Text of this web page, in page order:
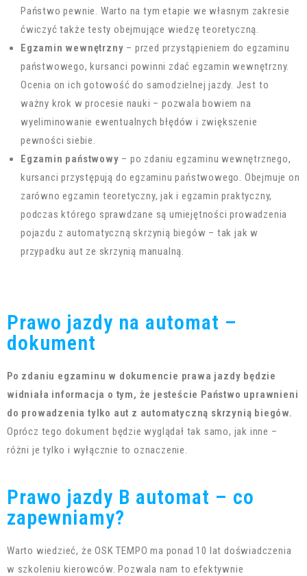
Państwo pewnie. Warto na tym etapie we własnym zakresie
ćwiczyć także testy obejmujące wiedzę teoretyczną.
Egzamin wewnętrzny – przed przystąpieniem do egzaminu
państwowego, kursanci powinni zdać egzamin wewnętrzny.
Ocenia on ich gotowość do samodzielnej jazdy. Jest to
ważny krok w procesie nauki – pozwala bowiem na
wyeliminowanie ewentualnych błędów i zwiększenie
pewności siebie.
Egzamin państwowy – po zdaniu egzaminu wewnętrznego,
kursanci przystępują do egzaminu państwowego. Obejmuje on
zarówno egzamin teoretyczny, jak i egzamin praktyczny,
podczas którego sprawdzane są umiejętności prowadzenia
pojazdu z automatyczną skrzynią biegów – tak jak w
przypadku aut ze skrzynią manualną.
Prawo jazdy na automat –
dokument
Po zdaniu egzaminu w dokumencie prawa jazdy będzie
widniała informacja o tym, że jesteście Państwo uprawnieni
do prowadzenia tylko aut z automatyczną skrzynią biegów.
Oprócz tego dokument będzie wyglądał tak samo, jak inne –
różni je tylko i wyłącznie to oznaczenie.
Prawo jazdy B automat – co
zapewniamy?
Warto wiedzieć, że OSK TEMPO ma ponad 10 lat doświadczenia
w szkoleniu kierowców. Pozwala nam to efektywnie